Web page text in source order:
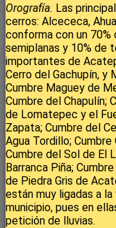
Orografía. Las
cerros: Alcececa,
conforma con un 70%
semiplanas y 10% de
importantes de
Cerro del Gachupín, y
Cumbre Maguey de
Cumbre del Chapulín;
de Lomatepec y el
Zapata; Cumbre del
Agua Tordillo;
Cumbre del Sol de El
Barranca Piña;
de Piedra Gris de
están muy ligadas a
municipio, pues en
petición de lluvias.